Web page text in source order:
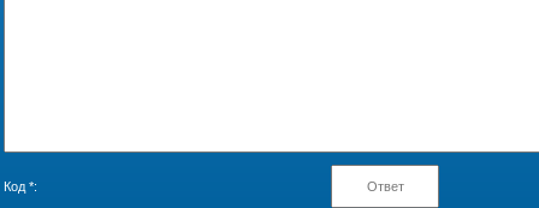
Код *: